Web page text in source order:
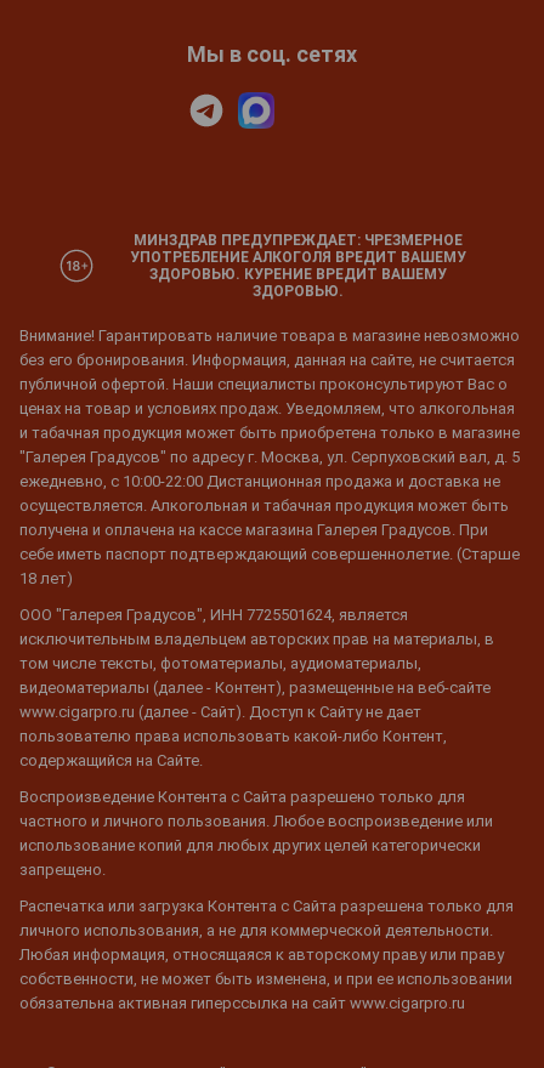
Мы в соц. сетях
МИНЗДРАВ ПРЕДУПРЕЖДАЕТ: ЧРЕЗМЕРНОЕ
УПОТРЕБЛЕНИЕ АЛКОГОЛЯ ВРЕДИТ ВАШЕМУ
ЗДОРОВЬЮ. КУРЕНИЕ ВРЕДИТ ВАШЕМУ
ЗДОРОВЬЮ.
Внимание! Гарантировать наличие товара в магазине невозможно
без его бронирования. Информация, данная на сайте, не считается
публичной офертой. Наши специалисты проконсультируют Вас о
ценах на товар и условиях продаж. Уведомляем, что алкогольная
и табачная продукция может быть приобретена только в магазине
"Галерея Градусов" по адресу г. Москва, ул. Серпуховский вал, д. 5
ежедневно, с 10:00-22:00 Дистанционная продажа и доставка не
осуществляется. Алкогольная и табачная продукция может быть
получена и оплачена на кассе магазина Галерея Градусов. При
себе иметь паспорт подтверждающий совершеннолетие. (Старше
18 лет)
ООО "Галерея Градусов", ИНН 7725501624, является
исключительным владельцем авторских прав на материалы, в
том числе тексты, фотоматериалы, аудиоматериалы,
видеоматериалы (далее - Контент), размещенные на веб-сайте
www.cigarpro.ru (далее - Сайт). Доступ к Сайту не дает
пользователю права использовать какой-либо Контент,
содержащийся на Сайте.
Воспроизведение Контента с Сайта разрешено только для
частного и личного пользования. Любое воспроизведение или
использование копий для любых других целей категорически
запрещено.
Распечатка или загрузка Контента с Сайта разрешена только для
личного использования, а не для коммерческой деятельности.
Любая информация, относящаяся к авторскому праву или праву
собственности, не может быть изменена, и при ее использовании
обязательна активная гиперссылка на сайт www.cigarpro.ru